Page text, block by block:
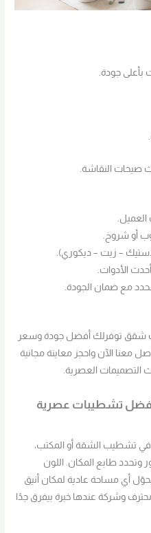
بأعلى جودة.
صيحات النقاشة.
العميل.
أو شروخ.
– زيت – ديكوري).
الأدوات.
مع ضمان الجودة.
شقق توفرلك أفضل جودة وسعر
معنا الآن واحجز معاينة مجانية
العصرية.
أفضل تشطيبات عصرية
تشطيب الشقة أو المكتب،
وتحدد طابع المكان. اللون
أي مساحة عادية لمكان أنيق
وشركة عندها خبرة بيفرق جدًا